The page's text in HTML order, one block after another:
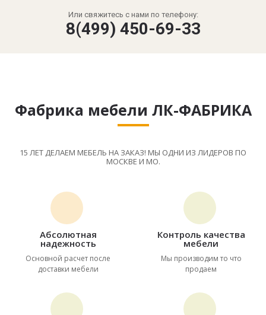
Или свяжитесь с нами по телефону:
8(499) 450-69-33
Фабрика мебели ЛК-ФАБРИКА
15 ЛЕТ ДЕЛАЕМ МЕБЕЛЬ НА ЗАКАЗ! МЫ ОДНИ ИЗ ЛИДЕРОВ ПО
МОСКВЕ И МО.
Абсолютная
надежность
Основной расчет после
доставки мебели
Контроль качества
мебели
Мы производим то что
продаем